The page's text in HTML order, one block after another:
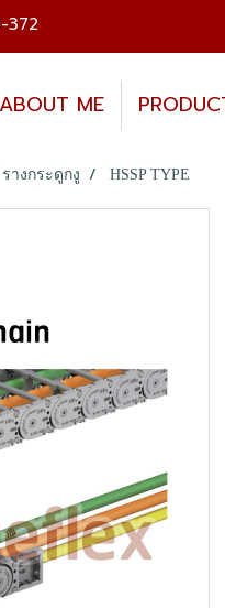
372
ABOUT ME
างกระดูกงู HSSP TYPE